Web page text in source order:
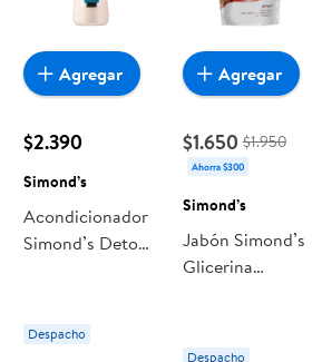
$2.390
Simond’s
Acondicionador
Simond’s Detox
Despacho
Agregar
$1.650 $1.950
Ahorra $300
Simond’s
Jabón Simond’s
Glicerina
Despacho
Agregar